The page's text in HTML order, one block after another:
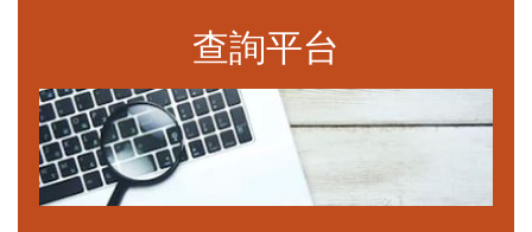
查詢平台